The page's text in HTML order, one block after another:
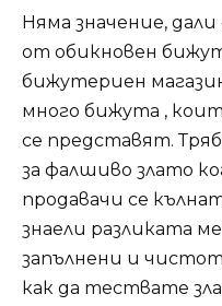
Няма значение,
от обикновен
бижутериен
много бижута ,
се представят.
за фалшиво злато
продавачи се
знаели разликата
запълнени и
как да тествате